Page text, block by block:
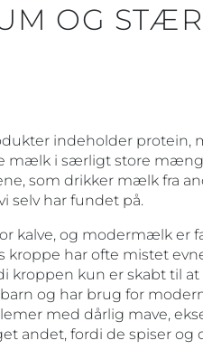
OG
indeholder protein,
mælk i særligt store
som drikker mælk fra
selv har fundet på.
kalve, og modermælk er
kroppe har ofte mistet
kroppen kun er skabt til
og har brug for
med dårlig mave,
andet, fordi de spiser